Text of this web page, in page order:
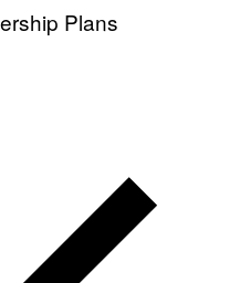
Plans